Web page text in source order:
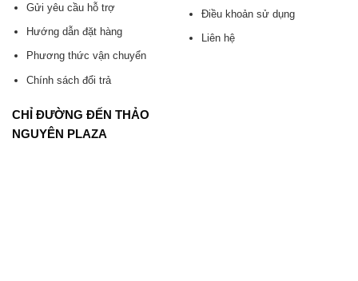
Gửi yêu cầu hỗ trợ
Hướng dẫn đặt hàng
Phương thức vận chuyển
Chính sách đổi trả
Điều khoản sử dụng
Liên hệ
CHỈ ĐƯỜNG ĐẾN THẢO
NGUYÊN PLAZA